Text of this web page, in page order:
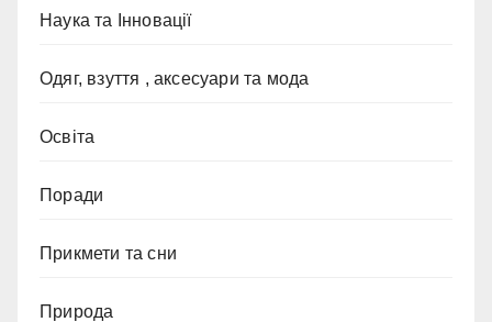
Наука та Інновації
Одяг, взуття , аксесуари та мода
Освіта
Поради
Прикмети та сни
Природа